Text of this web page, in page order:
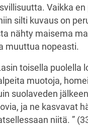
Vaikka en
silti kuvaus on
nähty maisema
muuttua nopeasti.
toisella puolella
muotoja,
suolaveden
ja ne kasvavat
niitä. ”